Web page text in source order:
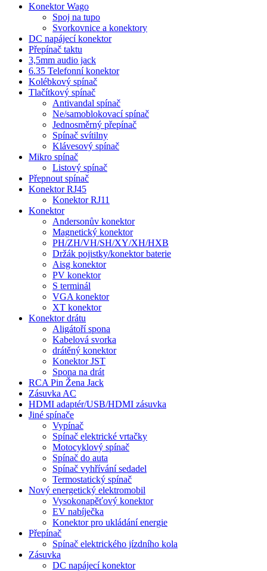
Konektor Wago
Spoj na tupo
Svorkovnice a konektory
DC napájecí konektor
Přepínač taktu
3,5mm audio jack
6.35 Telefonní konektor
Kolébkový spínač
Tlačítkový spínač
Antivandal spínač
Ne/samoblokovací spínač
Jednosměrný přepínač
Spínač svítilny
Klávesový spínač
Mikro spínač
Listový spínač
Přepnout spínač
Konektor RJ45
Konektor RJ11
Konektor
Andersonův konektor
Magnetický konektor
PH/ZH/VH/SH/XY/XH/HXB
Držák pojistky/konektor baterie
Aisg konektor
PV konektor
S terminál
VGA konektor
XT konektor
Konektor drátu
Aligátoří spona
Kabelová svorka
drátěný konektor
Konektor JST
Spona na drát
RCA Pin Žena Jack
Zásuvka AC
HDMI adaptér/USB/HDMI zásuvka
Jiné spínače
Vypínač
Spínač elektrické vrtačky
Motocyklový spínač
Spínač do auta
Spínač vyhřívání sedadel
Termostatický spínač
Nový energetický elektromobil
Vysokonapěťový konektor
EV nabíječka
Konektor pro ukládání energie
Přepínač
Spínač elektrického jízdního kola
Zásuvka
DC napájecí konektor